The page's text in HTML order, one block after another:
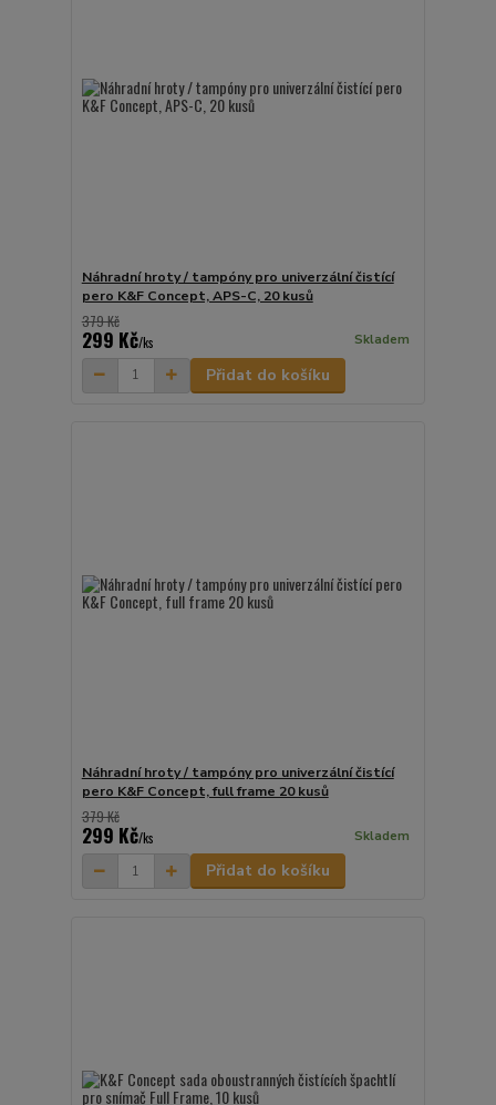
Náhradní hroty / tampóny pro univerzální čistící
pero K&F Concept, APS-C, 20 kusů
379 Kč
299 Kč/ks Skladem
Přidat do košíku
Náhradní hroty / tampóny pro univerzální čistící
pero K&F Concept, full frame 20 kusů
379 Kč
299 Kč/ks Skladem
Přidat do košíku